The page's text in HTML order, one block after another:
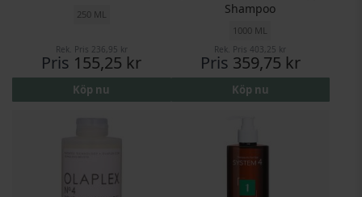
250 ML
Rek. Pris 236,95 kr
Pris 155,25 kr
Köp nu
Shampoo
1000 ML
Rek. Pris 403,25 kr
Pris 359,75 kr
Köp nu